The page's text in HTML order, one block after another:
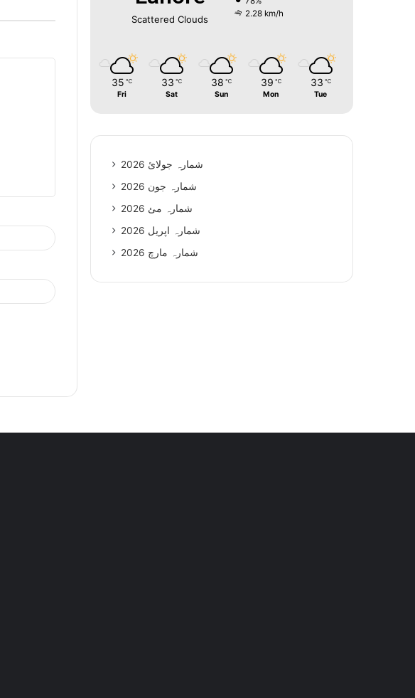
Scattered Clouds
2.28 km/h
35 ℃
Fri
33 ℃
Sat
38 ℃
Sun
39 ℃
Mon
33 ℃
Tue
شمارہ جولائ 2026
شمارہ جون 2026
شمارہ مئ 2026
شمارہ اپریل 2026
شمارہ مارچ 2026